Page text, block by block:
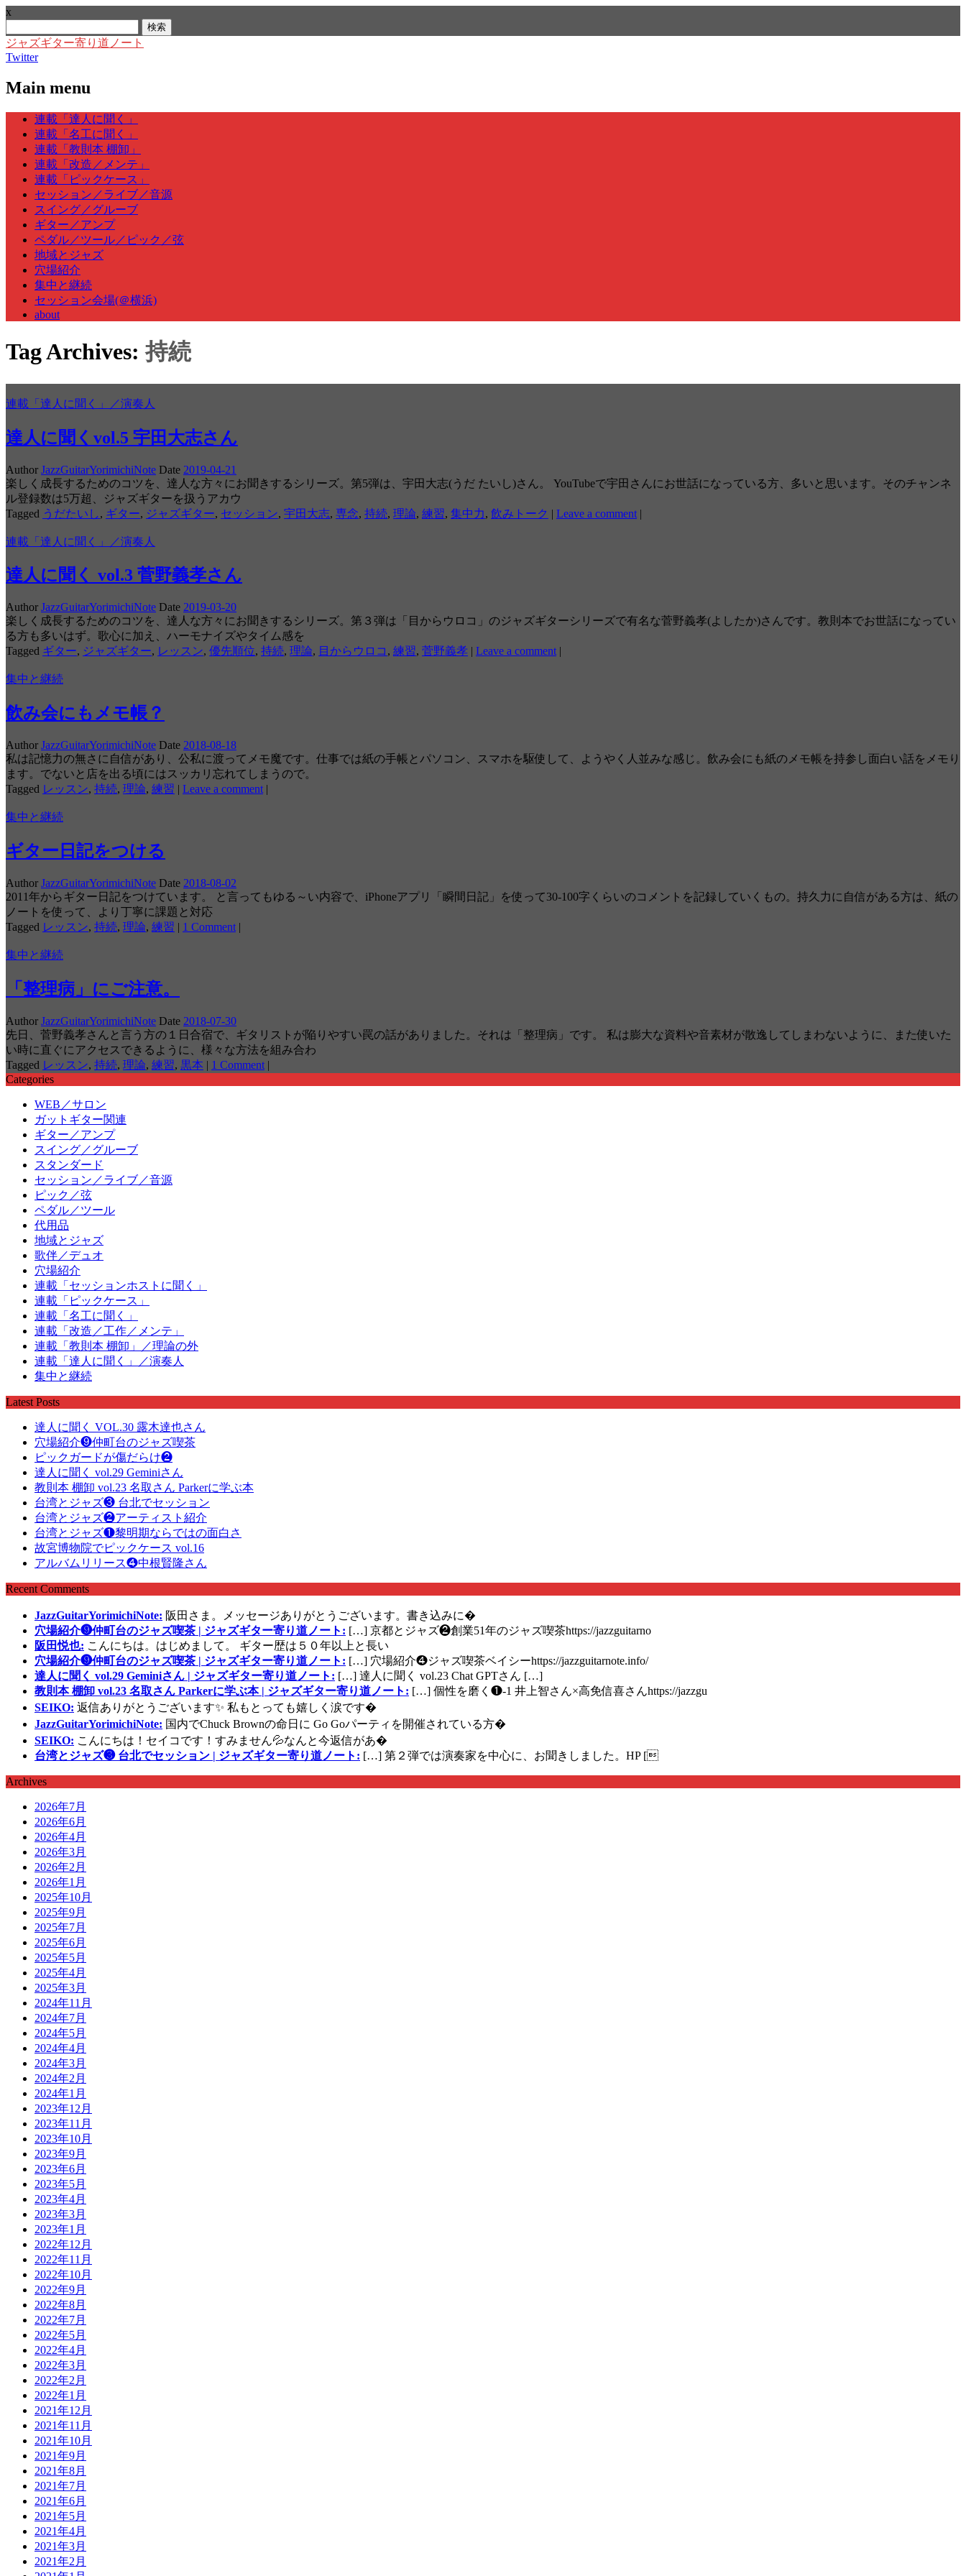
x
索:
ジャズギター寄り道ノート
Twitter
Main menu
Skip
content
連載「達人に聞く」
連載「名工に聞く」
連載「教則本 棚卸」
連載「改造／メンテ」
連載「ピックケース」
セッション／ライブ／音源
スイング／グルーブ
ギター／アンプ
ペダル／ツール／ピック／弦
地域とジャズ
穴場紹介
集中と継続
セッション会場(＠横浜)
about
Tag Archives:持続
連載「達人に聞く」／演奏人
達人に聞くvol.5 宇田大志さん
Author JazzGuitarYorimichiNote Date 2019-04-21
楽しく成長するためのコツを、達人な方々にお聞きするシリーズ。第5弾は、宇田大志(うだ たいし)さん。 YouTubeで宇田さんにお世話になっている方、多いと思います。そのチャンネ
ル登録数は5万超、ジャズギターを扱うアカウ
Tagged うだたいし, ギター, ジャズギター, セッション, 宇田大志, 専念, 持続, 理論, 練習, 集中力, 飲みトーク | Leave a comment |
連載「達人に聞く」／演奏人
達人に聞く vol.3 菅野義孝さん
Author JazzGuitarYorimichiNote Date 2019-03-20
楽しく成長するためのコツを、達人な方々にお聞きするシリーズ。第３弾は「目からウロコ」のジャズギターシリーズで有名な菅野義孝(よしたか)さんです。教則本でお世話になってい
る方も多いはず。歌心に加え、ハーモナイズやタイム感を
Tagged ギター, ジャズギター, レッスン, 優先順位, 持続, 理論, 目からウロコ , 練習, 菅野義孝 | Leave a comment |
集中と継続
飲み会にもメモ帳？
Author JazzGuitarYorimichiNote Date 2018-08-18
私は記憶力の無さに自信があり、公私に渡ってメモ魔です。仕事では紙の手帳とパソコン、スマホを駆使して、ようやく人並みな感じ。飲み会にも紙のメモ帳を持参し面白い話をメモり
ます。でないと店を出る頃にはスッカリ忘れてしまうので。
Tagged レッスン, 持続, 理論, 練習 | Leave a comment |
集中と継続
ギター日記をつける
Author JazzGuitarYorimichiNote Date 2018-08-02
2011年からギター日記をつけています。 と言ってもゆる～い内容で、iPhoneアプリ「瞬間日記」を使って30-100字くらいのコメントを記録していくもの。持久力に自信がある方は、紙の
ノートを使って、より丁寧に課題と対応
Tagged レッスン, 持続, 理論, 練習 | 1 Comment |
集中と継続
「整理病」にご注意。
Author JazzGuitarYorimichiNote Date 2018-07-30
先日、菅野義孝さんと言う方の１日合宿で、ギタリストが陥りやすい罠の話がありました。それは「整理病」です。 私は膨大な資料や音素材が散逸してしまわないように、また使いた
い時に直ぐにアクセスできるように、様々な方法を組み合わ
Tagged レッスン, 持続, 理論, 練習, 黒本 | 1 Comment |
Categories
WEB／サロン
ガットギター関連
ギター／アンプ
スイング／グルーブ
スタンダード
セッション／ライブ／音源
ピック／弦
ペダル／ツール
代用品
地域とジャズ
歌伴／デュオ
穴場紹介
連載「セッションホストに聞く」
連載「ピックケース」
連載「名工に聞く」
連載「改造／工作／メンテ」
連載「教則本 棚卸」／理論の外
連載「達人に聞く」／演奏人
集中と継続
Latest Posts
達人に聞く VOL.30 露木達也さん
穴場紹介❾仲町台のジャズ喫茶
ピックガードが傷だらけ❷
達人に聞く vol.29 Geminiさん
教則本 棚卸 vol.23 名取さん Parkerに学ぶ本
台湾とジャズ❸ 台北でセッション
台湾とジャズ❷アーティスト紹介
台湾とジャズ❶黎明期ならではの面白さ
故宮博物院でピックケース vol.16
アルバムリリース❹中根賢隆さん
Recent Comments
JazzGuitarYorimichiNote: 阪田さま。メッセージありがとうございます。書き込みに�
穴場紹介❾仲町台のジャズ喫茶 | ジャズギター寄り道ノート: […] 京都とジャズ❷創業51年のジャズ喫茶https://jazzguitarno
阪田悦也: こんにちは。はじめまして。 ギター歴は５０年以上と長い
穴場紹介❾仲町台のジャズ喫茶 | ジャズギター寄り道ノート: […] 穴場紹介❹ジャズ喫茶ベイシーhttps://jazzguitarnote.info/
達人に聞く vol.29 Geminiさん | ジャズギター寄り道ノート: […] 達人に聞く vol.23 Chat GPTさん […]
教則本 棚卸 vol.23 名取さん Parkerに学ぶ本 | ジャズギター寄り道ノート: […] 個性を磨く❶-1 井上智さん×高免信喜さんhttps://jazzgu
SEIKO: 返信ありがとうございます✨ 私もとっても嬉しく涙です�
JazzGuitarYorimichiNote: 国内でChuck Brownの命日に Go Goパーティを開催されている方�
SEIKO: こんにちは！セイコです！すみません💦なんと今返信があ�
台湾とジャズ❸ 台北でセッション | ジャズギター寄り道ノート: […] 第２弾では演奏家を中心に、お聞きしました。HP [
Archives
2026年7月
2026年6月
2026年4月
2026年3月
2026年2月
2026年1月
2025年10月
2025年9月
2025年7月
2025年6月
2025年5月
2025年4月
2025年3月
2024年11月
2024年7月
2024年5月
2024年4月
2024年3月
2024年2月
2024年1月
2023年12月
2023年11月
2023年10月
2023年9月
2023年6月
2023年5月
2023年4月
2023年3月
2023年1月
2022年12月
2022年11月
2022年10月
2022年9月
2022年8月
2022年7月
2022年5月
2022年4月
2022年3月
2022年2月
2022年1月
2021年12月
2021年11月
2021年10月
2021年9月
2021年8月
2021年7月
2021年6月
2021年5月
2021年4月
2021年3月
2021年2月